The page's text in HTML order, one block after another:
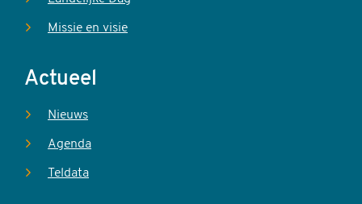
Missie en visie
Actueel
Nieuws
Agenda
Teldata